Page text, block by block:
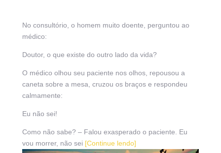
No consultório, o homem muito doente, perguntou ao
médico:
Doutor, o que existe do outro lado da vida?
O médico olhou seu paciente nos olhos, repousou a
caneta sobre a mesa, cruzou os braços e respondeu
calmamente:
Eu não sei!
Como não sabe? – Falou exasperado o paciente. Eu
vou morrer, não sei [Continue lendo]